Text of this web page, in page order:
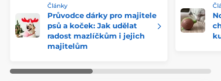
Články
Průvodce dárky pro majitele
psů a koček: Jak udělat
radost mazlíčkům i jejich
majitelům